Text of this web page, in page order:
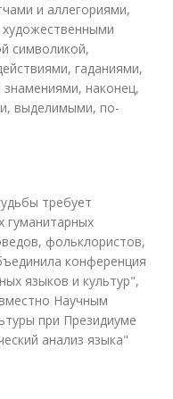
и аллегориями,
художественными
символикой,
гаданиями,
наконец,
выделимыми, по-
требует
гуманитарных
фольклористов,
конференция
языков и культур",
Научным
при Президиуме
анализ языка"